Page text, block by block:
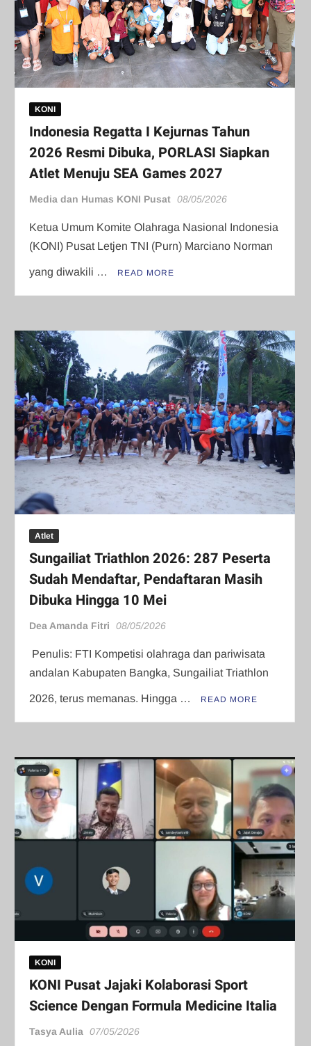
KONI
Indonesia Regatta I Kejurnas Tahun
2026 Resmi Dibuka, PORLASI Siapkan
Atlet Menuju SEA Games 2027
Media dan Humas KONI Pusat 08/05/2026
Ketua Umum Komite Olahraga Nasional Indonesia
(KONI) Pusat Letjen TNI (Purn) Marciano Norman
yang diwakili … READ MORE
Atlet
Sungailiat Triathlon 2026: 287 Peserta
Sudah Mendaftar, Pendaftaran Masih
Dibuka Hingga 10 Mei
Dea Amanda Fitri 08/05/2026
Penulis: FTI Kompetisi olahraga dan pariwisata
andalan Kabupaten Bangka, Sungailiat Triathlon
2026, terus memanas. Hingga … READ MORE
KONI
KONI Pusat Jajaki Kolaborasi Sport
Science Dengan Formula Medicine Italia
Tasya Aulia 07/05/2026